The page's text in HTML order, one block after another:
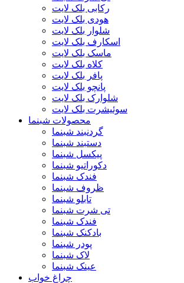
رکابی بلک لایت
هودی بلک لایت
شلوار بلک لایت
اسکارف بلک لایت
ماسک بلک لایت
کلاه بلک لایت
پافر بلک لایت
پانچو بلک لایت
شلوارک بلک لایت
سوئیشرت بلک لایت
محصولات شبنما
گردنبند شبنما
دستبند شبنما
پیکسل شبنما
دکوراتیو شبنما
فندک شبنما
ظروف شبنما
تابلو شبنما
تی شرت شبنما
فندک شبنما
بادکنک شبنما
پودر شبنما
لاک شبنما
عینک شبنما
چراغ خواب